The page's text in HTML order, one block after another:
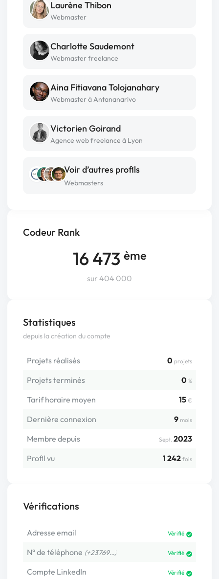
Codeur Rank
16 473 ème
sur 404 000
Statistiques
depuis la création du compte
Projets réalisés 0 projets
Projets terminés 0 %
Tarif horaire moyen 15 €
Dernière connexion 9 mois
Membre depuis Sept. 2023
Profil vu
1 242 fois
Vérifications
Adresse email Vérifié
N° de téléphone (+23769…) Vérifié
Compte LinkedIn Vérifié
Laurène Thibon
Webmaster
Charlotte Saudemont
Webmaster freelance
Aina Fitiavana Tolojanahary
Webmaster à Antananarivo
Victorien Goirand
Agence web freelance à Lyon
Voir d’autres profils
Webmasters